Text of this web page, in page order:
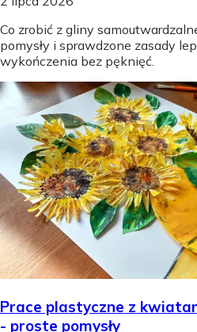
Co zrobić z gliny
pomysły i sprawdzone zasady
wykończenia bez pęknięć.
Prace plastyczne z
- proste pomysły